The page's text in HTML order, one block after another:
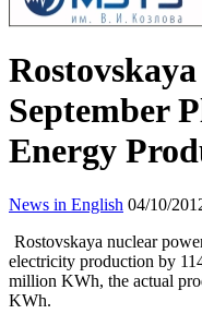
September
Energy
News in English 04/10/
Rostovskaya nuclear
electricity production by
million KWh, the actual
KWh.